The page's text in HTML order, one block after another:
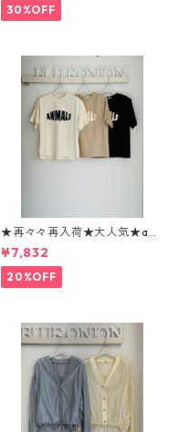
30%OFF
★再々々再入荷★大人気★ani
malロゴTシャツ 1260104 sev
en days
¥7,832
20%OFF